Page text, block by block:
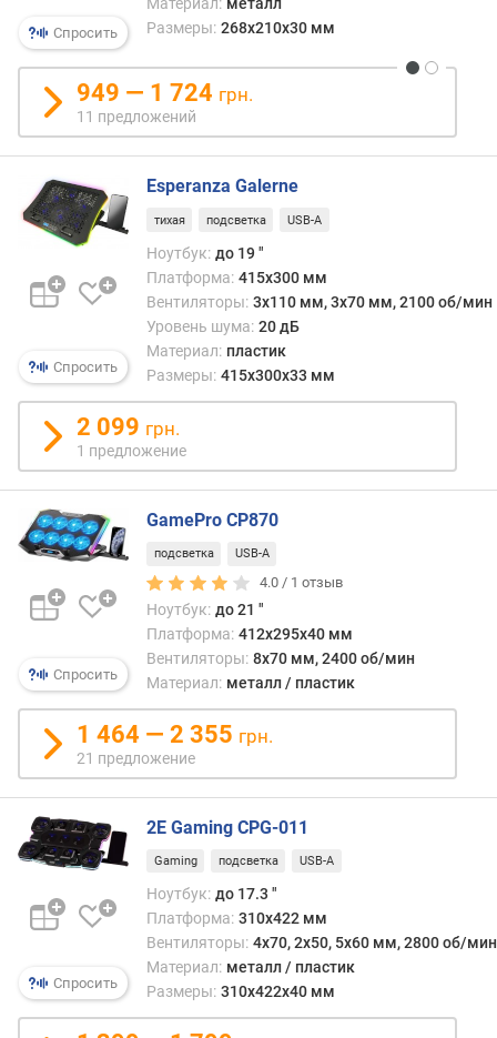
т
е
р
ф
е
й
U
S
B
A
B
-
A
U
S
B
-
C
P
e
r
e
i
v
e
r
к
р
т
р
Спросить
Размеры: 268х210х30 мм
949 — 1 724 грн.
11 предложений
Спросить
Esperanza Galerne
тихая подсветка USB-A
Ноутбук: до 19 "
Платформа: 415x300 мм
Вентиляторы: 3x110 мм, 3х70 мм, 2100 об/мин
Уровень шума: 20 дБ
Материал: пластик
Размеры: 415x300x33 мм
2 099 грн.
1 предложение
Спросить
GamePro CP870
подсветка USB-A
4.0 / 1 отзыв
Ноутбук: до 21 "
Платформа: 412х295х40 мм
Вентиляторы: 8x70 мм, 2400 об/мин
Материал: металл / пластик
1 464 — 2 355 грн.
21 предложение
Спросить
2E Gaming CPG-011
Gaming подсветка USB-A
Ноутбук: до 17.3 "
Платформа: 310х422 мм
Вентиляторы: 4х70, 2х50, 5х60 мм, 2800 об/мин
Материал: металл / пластик
Размеры: 310х422х40 мм